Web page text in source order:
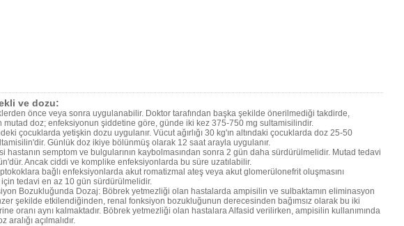
ve dozu:
önce veya sonra uygulanabilir. Doktor tarafından başka şekilde önerilmediği takdirde,
mutad doz; enfeksiyonun şiddetine göre, günde iki kez 375-750 mg sultamisilindir.
çocuklarda yetişkin dozu uygulanır. Vücut ağırlığı 30 kg'ın altındaki çocuklarda doz 25-50
Günlük doz ikiye bölünmüş olarak 12 saat arayla uygulanır.
hastanın semptom ve bulgularının kaybolmasından sonra 2 gün daha sürdürülmelidir. Mutad tedavi
Ancak ciddi ve komplike enfeksiyonlarda bu süre uzatılabilir.
bağlı enfeksiyonlarda akut romatizmal ateş veya akut glomerülonefrit oluşmasını
tedavi en az 10 gün sürdürülmelidir.
Bozukluğunda Dozaj: Böbrek yetmezliği olan hastalarda ampisilin ve sulbaktamın eliminasyon
şekilde etkilendiğinden, renal fonksiyon bozukluğunun derecesinden bağımsız olarak bu iki
oranı aynı kalmaktadır. Böbrek yetmezliği olan hastalara Alfasid verilirken, ampisilin kullanımında
aralığı açılmalıdır.